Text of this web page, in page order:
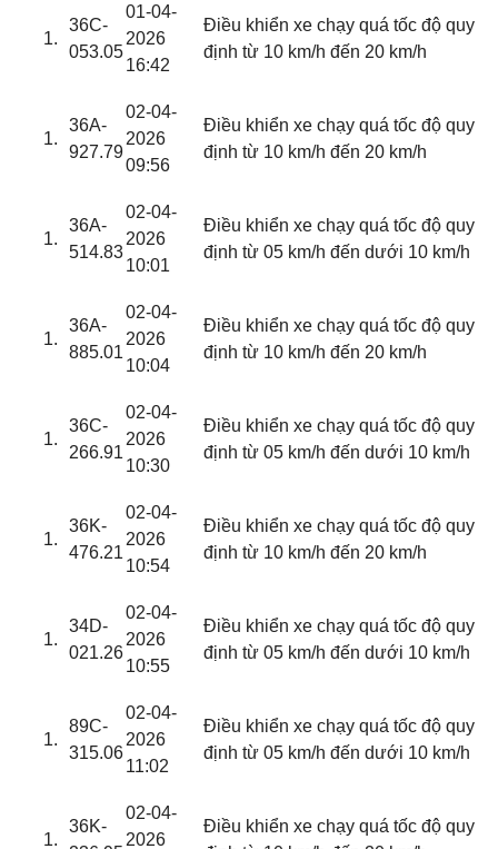
36C-
053.05
01-04-
2026
16:42
Điều khiển xe chạy quá tốc độ quy
định từ 10 km/h đến 20 km/h
36A-
927.79
02-04-
2026
09:56
Điều khiển xe chạy quá tốc độ quy
định từ 10 km/h đến 20 km/h
36A-
514.83
02-04-
2026
10:01
Điều khiển xe chạy quá tốc độ quy
định từ 05 km/h đến dưới 10 km/h
36A-
885.01
02-04-
2026
10:04
Điều khiển xe chạy quá tốc độ quy
định từ 10 km/h đến 20 km/h
36C-
266.91
02-04-
2026
10:30
Điều khiển xe chạy quá tốc độ quy
định từ 05 km/h đến dưới 10 km/h
36K-
476.21
02-04-
2026
10:54
Điều khiển xe chạy quá tốc độ quy
định từ 10 km/h đến 20 km/h
34D-
021.26
02-04-
2026
10:55
Điều khiển xe chạy quá tốc độ quy
định từ 05 km/h đến dưới 10 km/h
89C-
315.06
02-04-
2026
11:02
Điều khiển xe chạy quá tốc độ quy
định từ 05 km/h đến dưới 10 km/h
36K-
02-04-
2026
Điều khiển xe chạy quá tốc độ quy